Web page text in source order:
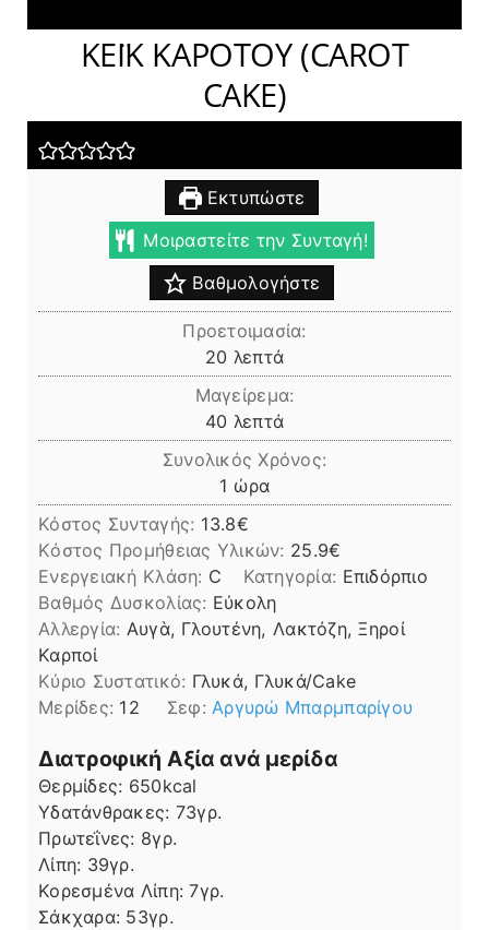
ΚΕΪΚ ΚΑΡΟΤΟΥ (CAROT
CAKE)
Εκτυπώστε
Μοιραστείτε την Συνταγή!
Βαθμολογήστε
Προετοιμασία:
20 λεπτά
λεπτά
Μαγείρεμα:
40 λεπτά
λεπτά
Συνολικός Χρόνος:
1 ώρα
ώρα
Κόστος Συνταγής: 13.8€
Kόστος Προμήθειας Υλικών: 25.9
Ενεργειακή Κλάση: C Κατηγορία: Επιδόρπιο
Βαθμός Δυσκολίας: Εύκολη
Αλλεργία: Αυγὰ, Γλουτένη, Λακτόζη, Ξηροί
Καρποί
Kύριο Συστατικό: Γλυκά, Γλυκά/Cake
Μερίδες: 12 Σεφ: Αργυρώ Μπαρμπαρίγου
Διατροφική Αξία ανά μερίδα
Θερμίδες: 650kcal
Υδατάνθρακες: 73γρ.
Πρωτεΐνες: 8γρ.
Λίπη
Λίπη: 39γρ.
Κορεσμένα Λίπη:7γρ.
Σάκχαρα: 53γρ.